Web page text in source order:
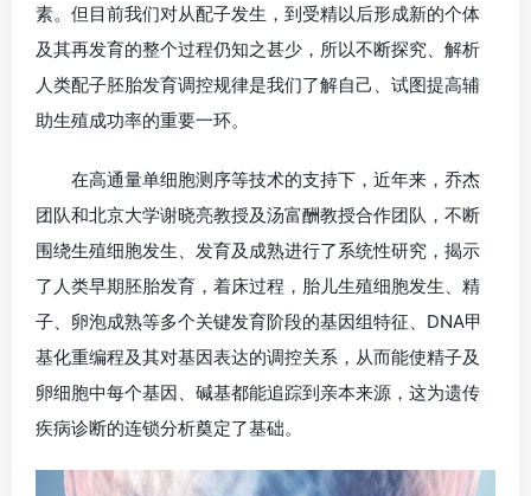
素。但目前我们对从配子发生，到受精以后形成新的个体
及其再发育的整个过程仍知之甚少，所以不断探究、解析
人类配子胚胎发育调控规律是我们了解自己、试图提高辅
助生殖成功率的重要一环。
在高通量单细胞测序等技术的支持下，近年来，乔杰
团队和北京大学谢晓亮教授及汤富酬教授合作团队，不断
围绕生殖细胞发生、发育及成熟进行了系统性研究，揭示
了人类早期胚胎发育，着床过程，胎儿生殖细胞发生、精
子、卵泡成熟等多个关键发育阶段的基因组特征、DNA甲
基化重编程及其对基因表达的调控关系，从而能使精子及
卵细胞中每个基因、碱基都能追踪到亲本来源，这为遗传
疾病诊断的连锁分析奠定了基础。